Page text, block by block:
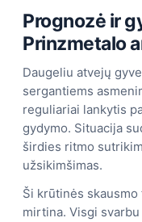
Prognozė ir
Prinzmetalo
Daugeliu atvejų
sergantiems
reguliariai lankytis
gydymo. Situacija
širdies ritmo
užsikimšimas.
Ši krūtinės
mirtina. Visgi